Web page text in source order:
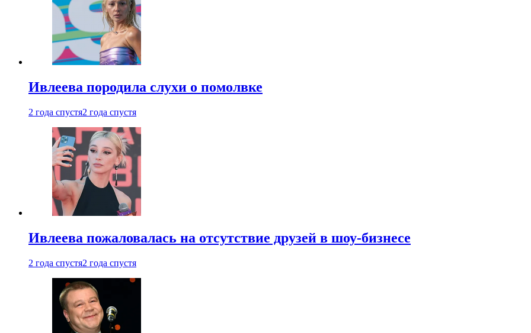
Ивлеева породила слухи о помолвке
2 года спустя2 года спустя
Ивлеева пожаловалась на отсутствие друзей в шоу-бизнесе
2 года спустя2 года спустя